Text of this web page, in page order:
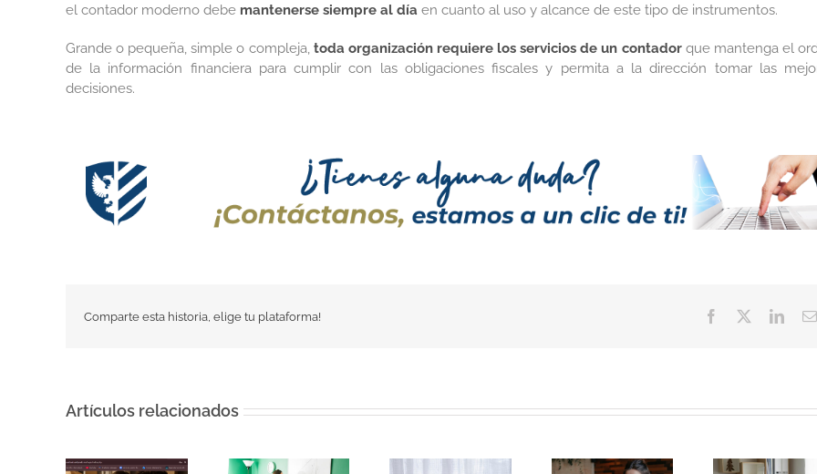
el contador moderno debe mantenerse siempre al día en cuanto al uso y alcance de este tipo de instrumentos.
Grande o pequeña, simple o compleja, toda organización requiere los servicios de un contadorque mantenga el
de la información financiera para cumplir con las obligaciones fiscales y permita a la dirección tomar las
decisiones.
Comparte esta historia, elige tu plataforma! Facebook
Twitter
Artículos relacionados